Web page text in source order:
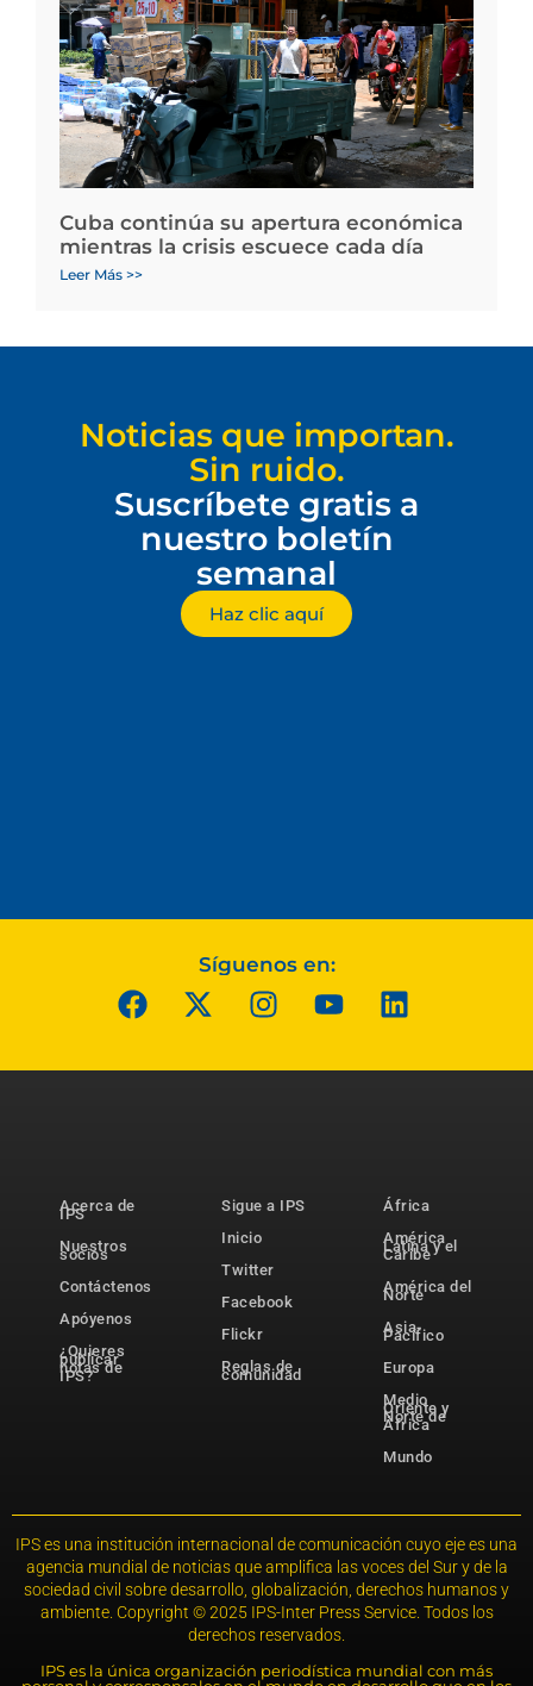
Cuba continúa su apertura económica
mientras la crisis escuece cada día
Leer Más >>
Noticias que importan.
Sin ruido.
Suscríbete gratis a
nuestro boletín
semanal
Haz clic aquí
Síguenos en:
Acerca de
IPS
Nuestros
socios
Contáctenos
Apóyenos
¿Quieres
publicar
notas de
IPS?
Sigue a IPS
Inicio
Twitter
Facebook
Flickr
Reglas de
comunidad
África
América
Latina y el
Caribe
América del
Norte
Asia-
Pacífico
Europa
Medio
Oriente y
Norte de
África
Mundo
IPS es una institución internacional de comunicación cuyo eje es una
agencia mundial de noticias que amplifica las voces del Sur y de la
sociedad civil sobre desarrollo, globalización, derechos humanos y
ambiente. Copyright © 2025 IPS-Inter Press Service. Todos los
derechos reservados.
IPS es la única organización periodística mundial con más